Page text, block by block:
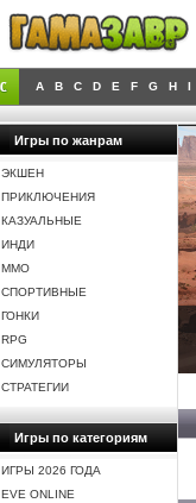
A B C D E F G H I
Игры по жанрам
ЭКШЕН
ПРИКЛЮЧЕНИЯ
КАЗУАЛЬНЫЕ
ИНДИ
MMO
СПОРТИВНЫЕ
ГОНКИ
RPG
СИМУЛЯТОРЫ
СТРАТЕГИИ
Игры по категориям
ИГРЫ 2026 ГОДА
EVE ONLINE